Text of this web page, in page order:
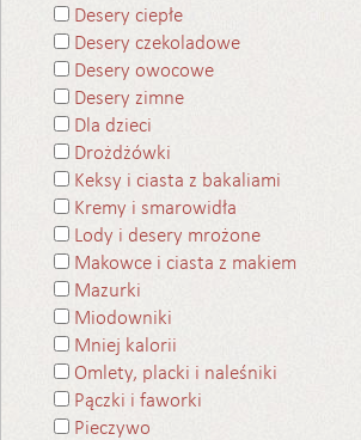
Desery ciepłe
Desery czekoladowe
Desery owocowe
Desery zimne
Dla dzieci
Drożdżówki
Keksy i ciasta z bakaliami
Kremy i smarowidła
Lody i desery mrożone
Makowce i ciasta z makiem
Mazurki
Miodowniki
Mniej kalorii
Omlety, placki i naleśniki
Pączki i faworki
Pieczywo